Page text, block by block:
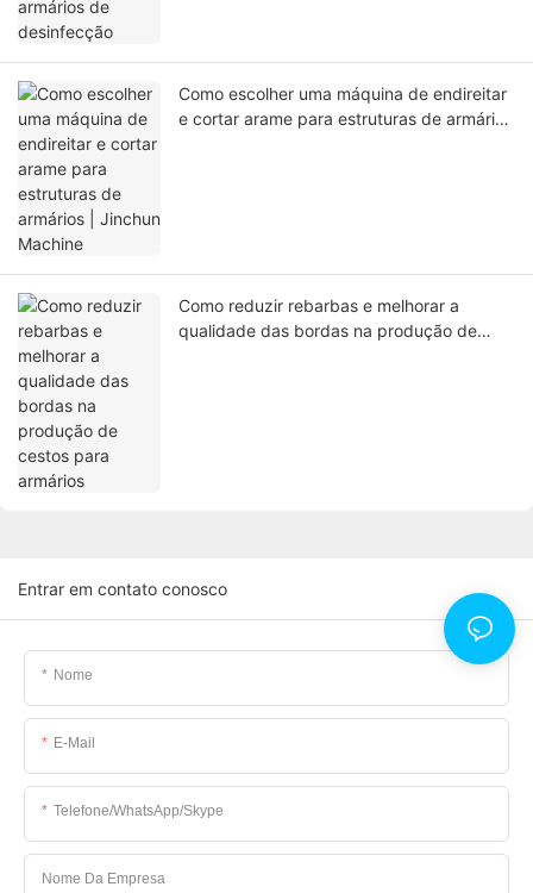
Como escolher uma máquina de endireitar
e cortar arame para estruturas de armários
Como reduzir rebarbas e melhorar a
qualidade das bordas na produção de
Entrar em contato conosco
Nome
E-Mail
Telefone/WhatsApp/Skype
Nome Da Empresa